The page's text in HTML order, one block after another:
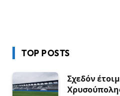
TOP POSTS
Σχεδόν